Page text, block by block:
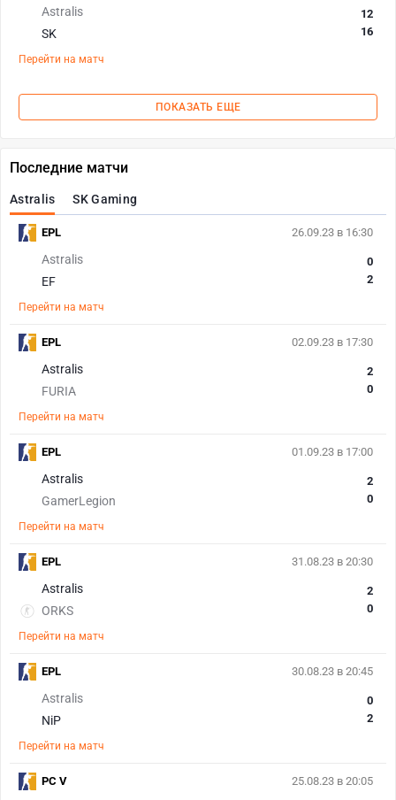
Astralis
SK
12
16
Перейти на матч
ПОКАЗАТЬ ЕЩЕ
Последние матчи
Astralis SK Gaming
26.09.23 в 16:30
Astralis
EF
0
2
Перейти на матч
EPL
02.09.23 в 17:30
Astralis
FURIA
2
0
Перейти на матч
EPL
01.09.23 в 17:00
Astralis
GamerLegion
2
0
Перейти на матч
EPL
31.08.23 в 20:30
Astralis
ORKS
2
0
Перейти на матч
EPL
30.08.23 в 20:45
Astralis
NiP
0
2
Перейти на матч
EPL
25.08.23 в 20:05
PC V